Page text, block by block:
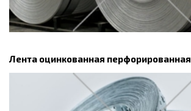
Лента оцинкованная перфорированная